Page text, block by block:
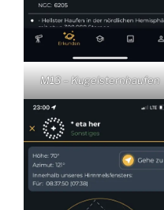
M13 – Kugelsternhaufen